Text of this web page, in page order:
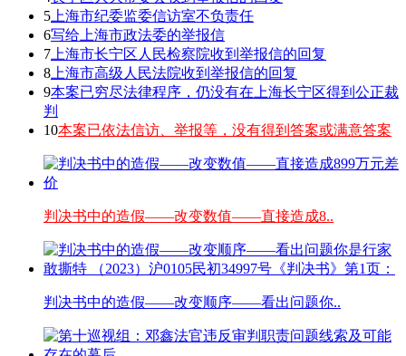
5 上海市纪委监委信访室不负责任
6写给上海市政法委的举报信
7 上海市长宁区人民检察院收到举报信的回复
8 上海市高级人民法院收到举报信的回复
9本案已穷尽法律程序，仍没有在上海长宁区得到公正裁
判
10本案已依法信访、举报等，没有得到答案或满意答案
判决书中的造假——改变数值——直接造成8..
判决书中的造假——改变顺序——看出问题你..